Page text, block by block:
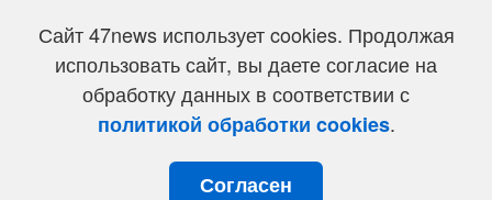
Сайт 47news использует cookies. Продолжая
использовать сайт, вы даете согласие на
обработку данных в соответствии с
политикой обработки cookies.
Согласен
47 новостей (47 news)2005 — 2026 г.
Свидетельство о регистрации СМИ Эл № ФС 77-39848, выдано
Федеральной службой по надзору в сфере связи,
информационных технологий и массовых коммуникаций